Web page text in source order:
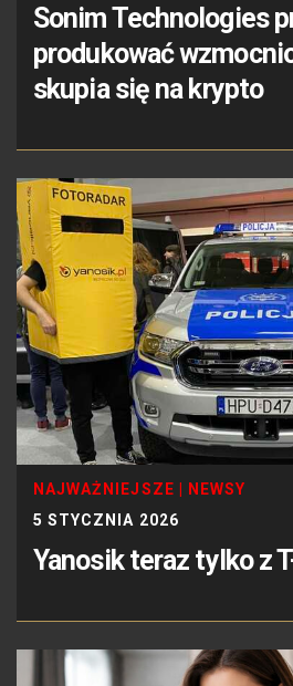
Sonim Technologies
produkować
skupia się na krypto
NAJWAŻNIEJSZE
NEWSY
5 STYCZNIA 2026
Yanosik teraz tylko z